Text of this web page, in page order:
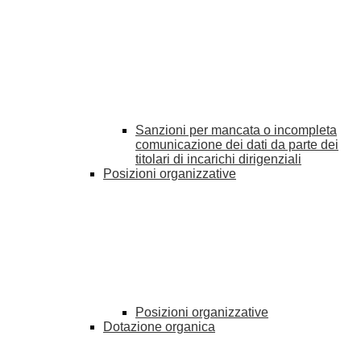
Sanzioni per mancata o incompleta
comunicazione dei dati da parte dei
titolari di incarichi dirigenziali
Posizioni organizzative
Posizioni organizzative
Dotazione organica